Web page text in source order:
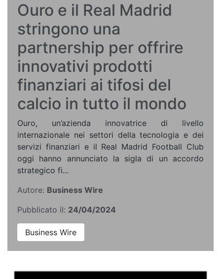
Ouro e il Real Madrid
stringono una
partnership per offrire
innovativi prodotti
finanziari ai tifosi del
calcio in tutto il mondo
Ouro, un’azienda innovatrice di livello
internazionale nei settori della tecnologia e dei
servizi finanziari e il Real Madrid Football Club
oggi hanno annunciato la sigla di un accordo
strategico fi...
Autore: Business Wire
Pubblicato il: 24/04/2024
Business Wire